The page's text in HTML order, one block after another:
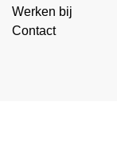
Werken bij
Contact